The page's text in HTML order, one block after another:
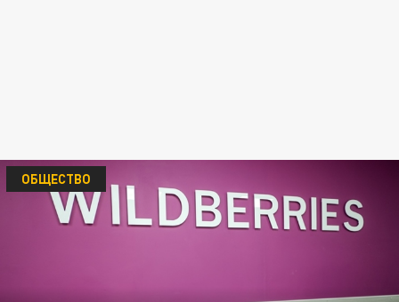
ОБЩЕСТВО